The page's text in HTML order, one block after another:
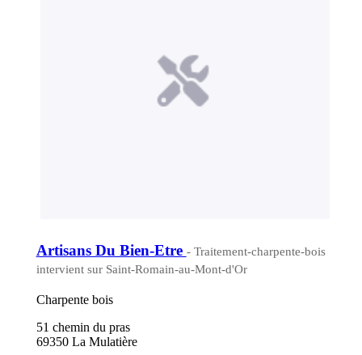
Artisans Du Bien-Etre - Traitement-charpente-bois
intervient sur Saint-Romain-au-Mont-d'Or
Charpente bois
51 chemin du pras
69350 La Mulatière